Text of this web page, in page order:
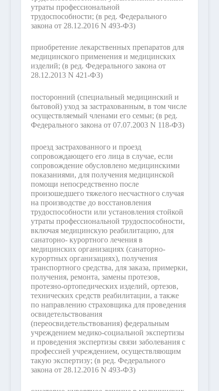
утраты профессиональной
трудоспособности; (в ред. Федерального
закона от 28.12.2016 N 493-ФЗ)
приобретение лекарственных препаратов для
медицинского применения и медицинских
изделий; (в ред. Федерального закона от
28.12.2013 N 421-ФЗ)
посторонний (специальный медицинский и
бытовой) уход за застрахованным, в том числе
осуществляемый членами его семьи; (в ред.
Федерального закона от 07.07.2003 N 118-ФЗ)
проезд застрахованного и проезд
сопровождающего его лица в случае, если
сопровождение обусловлено медицинскими
показаниями, для получения медицинской
помощи непосредственно после
произошедшего тяжелого несчастного случая
на производстве до восстановления
трудоспособности или установления стойкой
утраты профессиональной трудоспособности,
включая медицинскую реабилитацию, для
санаторно- курортного лечения в
медицинских организациях (санаторно-
курортных организациях), получения
транспортного средства, для заказа, примерки,
получения, ремонта, замены протезов,
протезно-ортопедических изделий, ортезов,
технических средств реабилитации, а также
по направлению страховщика для проведения
освидетельствования
(переосвидетельствования) федеральным
учреждением медико-социальной экспертизы
и проведения экспертизы связи заболевания с
профессией учреждением, осуществляющим
такую экспертизу; (в ред. Федерального
закона от 28.12.2016 N 493-ФЗ)